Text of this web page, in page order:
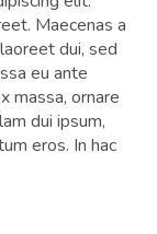
Maecenas a
dui, sed
eu ante
massa, ornare
dui ipsum,
eros. In hac